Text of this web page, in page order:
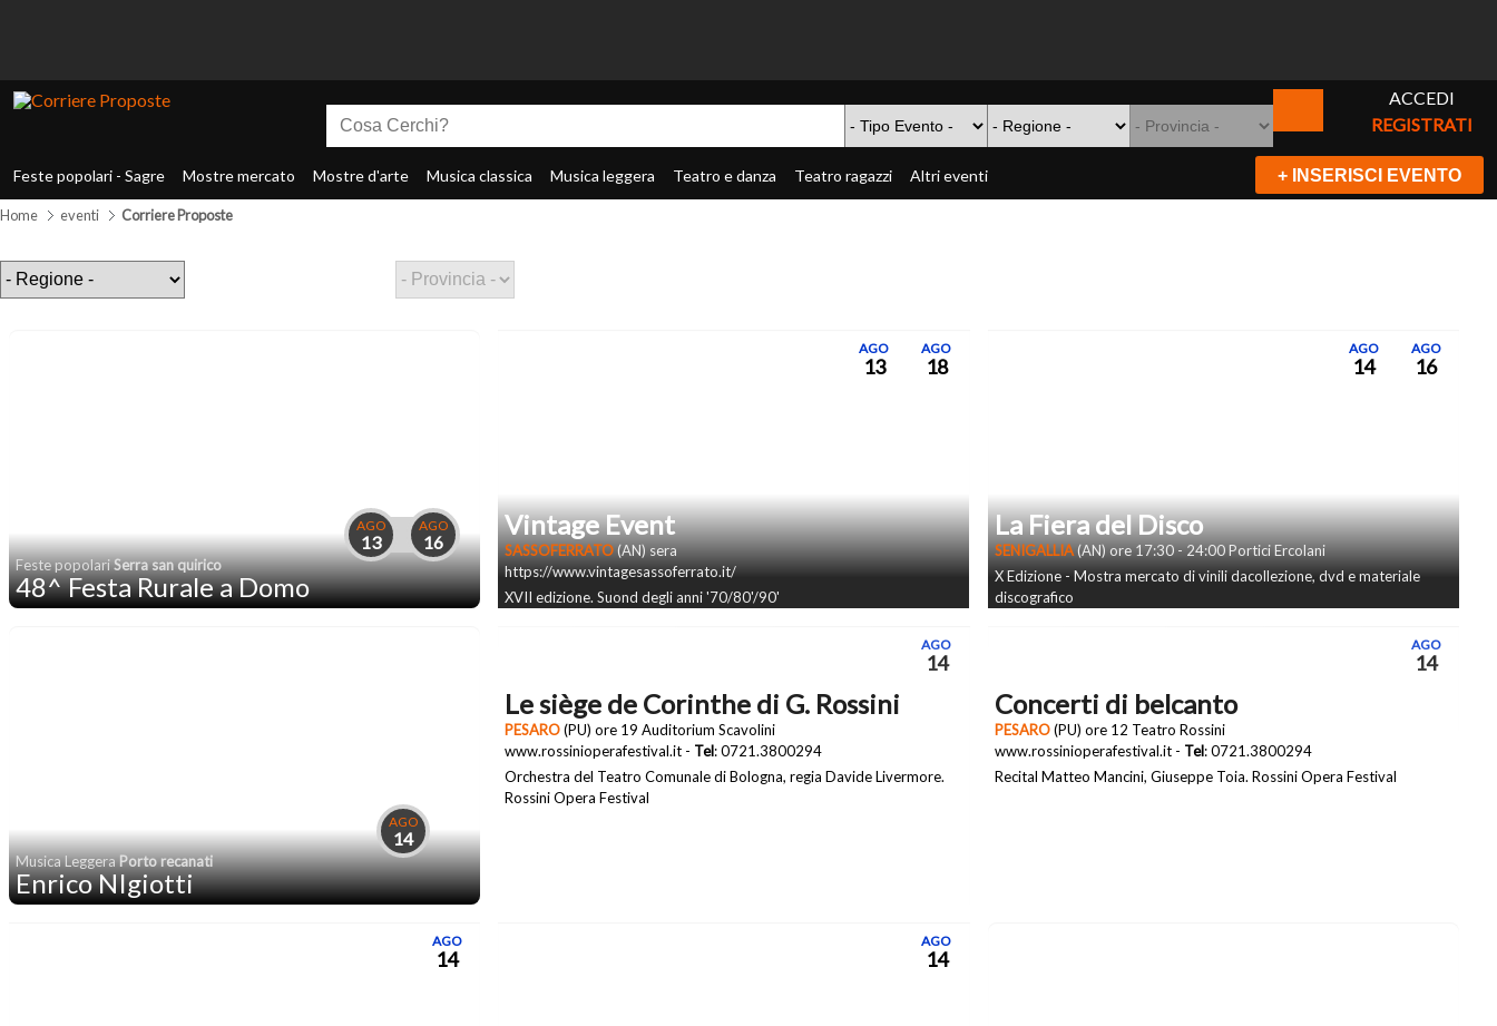
ACCEDI
REGISTRATI
Feste popolari - Sagre Mostre mercato Mostre d'arte Musica classica Musica leggera Teatro e danza Teatro ragazzi Altri eventi + INSERISCI EVENTO
Home eventi Corriere Proposte
AGO
13
AGO
16
Feste popolariSerra san quirico
48^ Festa Rurale a Domo
AGO
13
AGO
18
Vintage Event
SASSOFERRATO(AN) sera
https://www.vintagesassoferrato.it/
XVII edizione. Suond degli anni '70/80'/90'
AGO
14
AGO
16
La Fiera del Disco
SENIGALLIA(AN) ore 17:30 - 24:00 Portici Ercolani
X Edizione - Mostra mercato di vinili dacollezione, dvd e materiale
discografico
AGO
14
Musica LeggeraPorto recanati
Enrico NIgiotti
AGO
14
Le siège de Corinthe di G. Rossini
PESARO(PU) ore 19 Auditorium Scavolini
www.rossinioperafestival.it - Tel: 0721.3800294
Orchestra del Teatro Comunale di Bologna, regia Davide Livermore.
Rossini Opera Festival
AGO
14
Concerti di belcanto
PESARO(PU) ore 12 Teatro Rossini
www.rossinioperafestival.it - Tel: 0721.3800294
Recital Matteo Mancini, Giuseppe Toia. Rossini Opera Festival
AGO
14
AGO
14